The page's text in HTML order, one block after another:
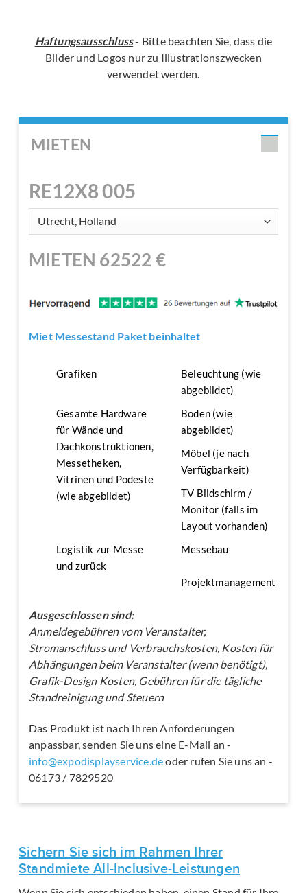
Haftungsausschluss- Bitte beachten Sie, dass die
Bilder und Logos nur zu Illustrationszwecken
verwendet werden.
MIETEN
RE12X8 005
MIETEN 62522 €
Miet Messestand Paket beinhaltet
Grafiken
Beleuchtung (wie
abgebildet)
Gesamte Hardware
für Wände und
Dachkonstruktionen,
Messetheken,
Vitrinen und Podeste
(wie abgebildet)
Boden (wie
abgebildet)
Möbel (je nach
Verfügbarkeit)
TV Bildschirm /
Monitor (falls im
Layout vorhanden)
Logistik zur Messe
und zurück
Messebau
Projektmanagement
Ausgeschlossen sind:
Anmeldegebühren vom Veranstalter,
Stromanschluss und Verbrauchskosten, Kosten für
Abhängungen beim Veranstalter (wenn benötigt),
Grafik-Design Kosten, Gebühren für die tägliche
Standreinigung und Steuern
Das Produkt ist nach Ihren Anforderungen
anpassbar, senden Sie uns eine E-Mail an -
info@expodisplayservice.deoder rufen Sie uns an -
06173 / 7829520
Sichern Sie sich im Rahmen Ihrer
Standmiete All-Inclusive-Leistungen